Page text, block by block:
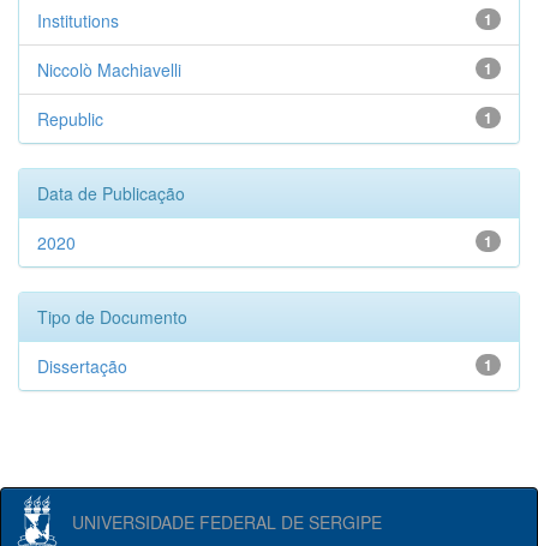
1
Institutions
1
Niccolò Machiavelli
1
Republic
Data de Publicação
1
2020
Tipo de Documento
1
Dissertação
UNIVERSIDADE FEDERAL DE SERGIPE